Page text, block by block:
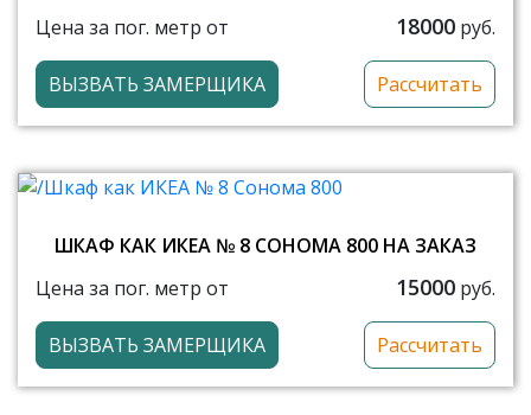
Цена за пог. метр от
18000 руб.
ВЫЗВАТЬ ЗАМЕРЩИКА Рассчитать
ШКАФ КАК ИКЕА № 8 СОНОМА 800 НА ЗАКАЗ
Цена за пог. метр от
15000 руб.
ВЫЗВАТЬ ЗАМЕРЩИКА Рассчитать